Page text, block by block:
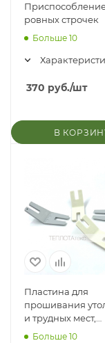
ровных строчек
Больше 10
370 руб./шт
В
Пластина для
прошивания
и трудных мест,
комплект 2шт
Больше 10